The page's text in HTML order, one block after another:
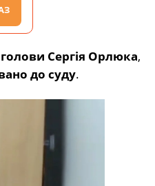
Сергія Орлюка,
до суду.